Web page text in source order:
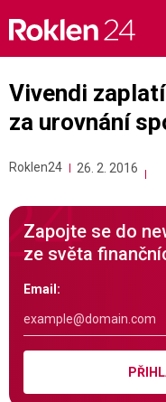
content
Vivendi
za urovnání
Roklen24 26. 2. 2016
Zapojte se do
ze světa
Email: